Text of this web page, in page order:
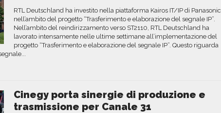
RTL Deutschland ha investito nella piattaforma Kairos IT/IP di Panasonic
nell’ambito del progetto “Trasferimento e elaborazione del segnale IP”.
Nell’ambito del reindirizzamento verso ST2110, RTL Deutschland ha
lavorato intensamente nelle ultime settimane all’implementazione del
progetto “Trasferimento e elaborazione del segnale IP”. Questo riguarda
Cinegy porta sinergie di produzione e
trasmissione per Canale 31